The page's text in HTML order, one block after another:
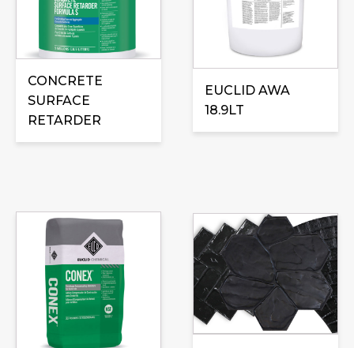
CONCRETE
SURFACE
RETARDER
options
peuvent
être
choisies
sur
la
EUCLID AWA
18.9LT